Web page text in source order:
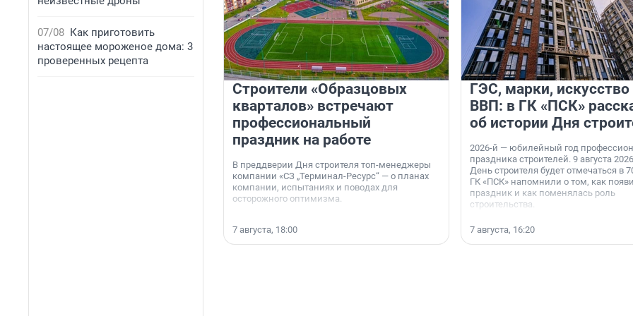
07/08 Как приготовить
настоящее мороженое дома: 3
проверенных рецепта
Строители «Образцовых
кварталов» встречают
профессиональный
праздник на работе
В преддверии Дня строителя топ-менеджеры
компании «СЗ „Терминал-Ресурс“ — о планах
компании, испытаниях и поводах для
осторожного оптимизма.
7 августа, 18:00
ГЭС, марки, искусство
ВВП: в ГК «ПСК»
об истории Дня
2026-й — юбилейный год
праздника строителей. 9 августа
День строителя будет отмечаться в
ГК «ПСК» напомнили о том, как
праздник и как поменялась роль
строительства.
7 августа, 16:20